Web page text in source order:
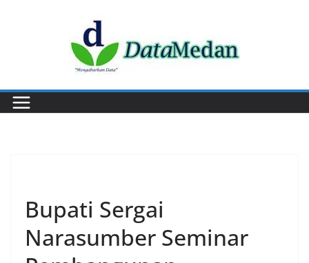
Bupati Sergai
Narasumber Seminar